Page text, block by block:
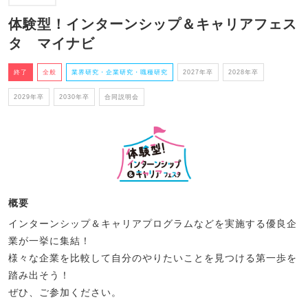
体験型！インターンシップ＆キャリアフェス
タ マイナビ
終了 全般 業界研究・企業研究・職種研究 2027年卒 2028年卒
2029年卒 2030年卒 合同説明会
概要
インターンシップ＆キャリアプログラムなどを実施する優良企
業が一挙に集結！
様々な企業を比較して自分のやりたいことを見つける第一歩を
踏み出そう！
ぜひ、ご参加ください。